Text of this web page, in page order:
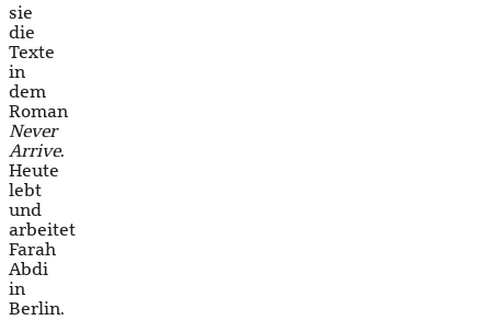
sie
die
Texte
in
dem
Roman
Never
Arrive.
Heute
lebt
und
arbeitet
Farah
Abdi
in
Berlin.